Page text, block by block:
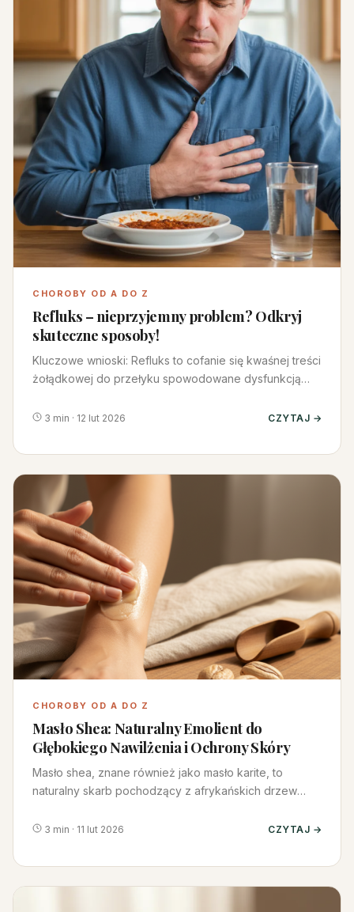
CHOROBY OD A DO Z
Refluks – nieprzyjemny problem? Odkryj
skuteczne sposoby!
Kluczowe wnioski: Refluks to cofanie się kwaśnej treści
żołądkowej do przełyku spowodowane dysfunkcją
3 min · 12 lut 2026 CZYTAJ →
CHOROBY OD A DO Z
Masło Shea: Naturalny Emolient do
Głębokiego Nawilżenia i Ochrony Skóry
Masło shea, znane również jako masło karite, to
naturalny skarb pochodzący z afrykańskich drzew
3 min · 11 lut 2026 CZYTAJ →